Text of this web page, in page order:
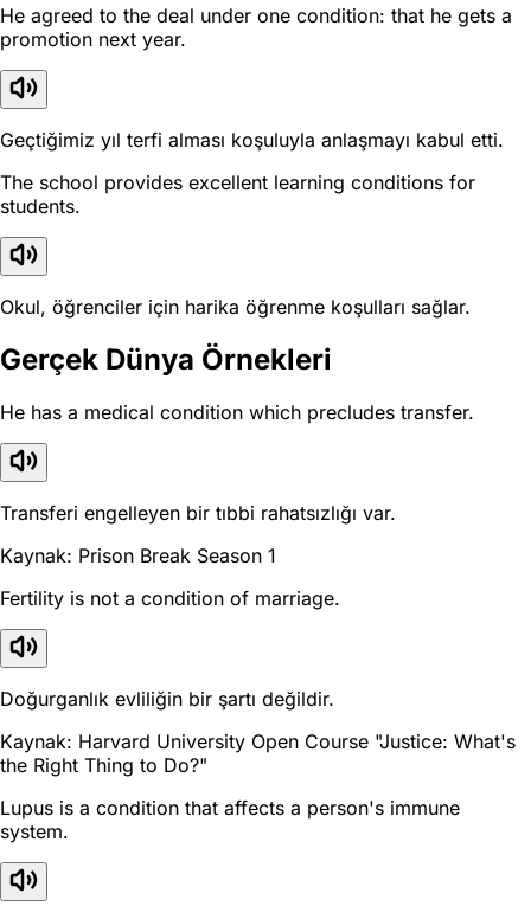
He agreed to the deal under one condition: that he gets a
promotion next year.
Geçtiğimiz yıl terfi alması koşuluyla anlaşmayı kabul etti.
The school provides excellent learning conditions for
students.
Okul, öğrenciler için harika öğrenme koşulları sağlar.
Gerçek Dünya Örnekleri
He has a medical condition which precludes transfer.
Transferi engelleyen bir tıbbi rahatsızlığı var.
Kaynak: Prison Break Season 1
Fertility is not a condition of marriage.
Doğurganlık evliliğin bir şartı değildir.
Kaynak: Harvard University Open Course "Justice: What's
the Right Thing to Do?"
Lupus is a condition that affects a person's immune
system.